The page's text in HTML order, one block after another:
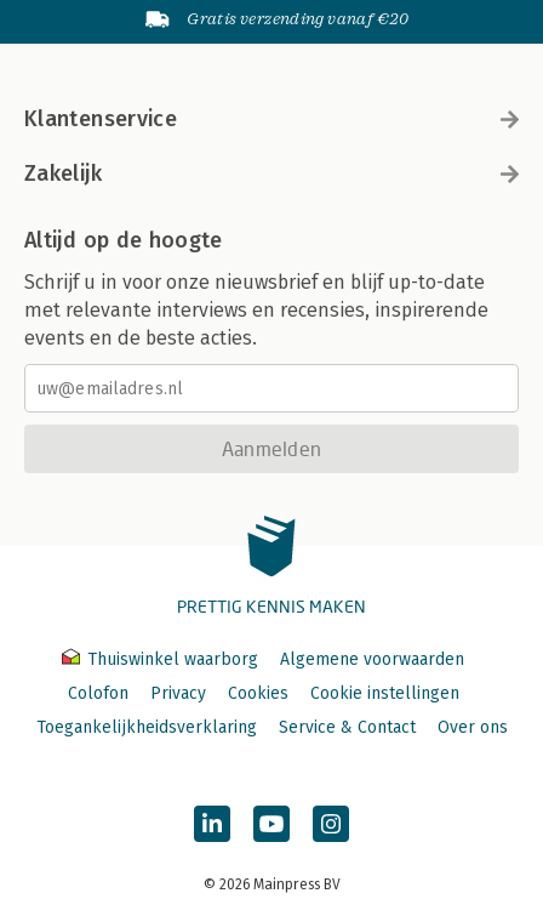
Gratis verzending vanaf €20
Klantenservice
Zakelijk
Altijd op de hoogte
Schrijf u in voor onze nieuwsbrief en blijf up-to-date
met relevante interviews en recensies, inspirerende
events en de beste acties.
Aanmelden
PRETTIG KENNIS MAKEN
Thuiswinkel waarborg
Algemene voorwaarden
Colofon
Privacy Cookies
Cookie instellingen
Toegankelijkheidsverklaring
Service & Contact Over ons
© 2026 Mainpress BV